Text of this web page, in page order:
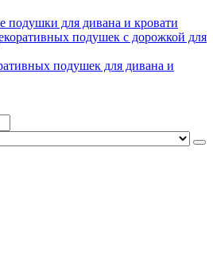
подушки для дивана и кровати
подушек с дорожкой для
подушек для дивана и